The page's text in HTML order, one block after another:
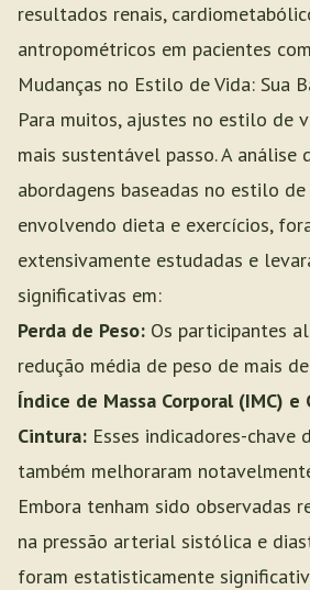
resultados renais,
antropométricos em pacientes
Mudanças no Estilo de Vida: Sua
Para muitos, ajustes no estilo de
mais sustentável passo. A análise
abordagens baseadas no estilo
envolvendo dieta e exercícios,
extensivamente estudadas e
significativas em:
Perda de Peso: Os participantes
redução média de peso de mais
Índice de Massa Corporal (IMC)
Cintura: Esses indicadores-chave
também melhoraram
Embora tenham sido observadas
na pressão arterial sistólica e
foram estatisticamente